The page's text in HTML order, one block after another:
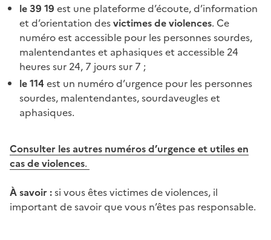
le 39 19 est une plateforme d’écoute, d’information
et d’orientation desvictimes de violences. Ce
numéro est accessible pour les personnes sourdes,
malentendantes et aphasiques et accessible 24
heures sur 24, 7 jours sur 7 ;
le 114 est un numéro d’urgence pour les personnes
sourdes, malentendantes, sourdaveugles et
aphasiques.
Consulter les autres numéros d’urgence et utiles en
cas de violences.
À savoir :si vous êtes victimes de violences, il
important de savoir que vous n’êtes pas responsable.